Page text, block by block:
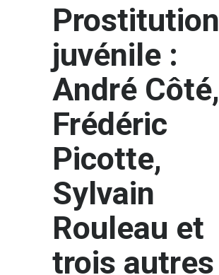
Prostitution
juvénile :
André Côté,
Frédéric
Picotte,
Sylvain
Rouleau et
trois autres